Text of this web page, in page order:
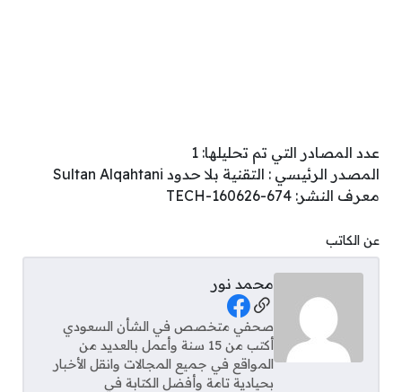
عدد المصادر التي تم تحليلها: 1
المصدر الرئيسي : التقنية بلا حدود Sultan Alqahtani
معرف النشر: TECH-160626-674
عن الكاتب
محمد نور
Social Links
صحفي متخصص في الشأن السعودي
أكتب من 15 سنة وأعمل بالعديد من
المواقع في جميع المجالات وانقل الأخبار
بحيادية تامة وأفضل الكتابة في